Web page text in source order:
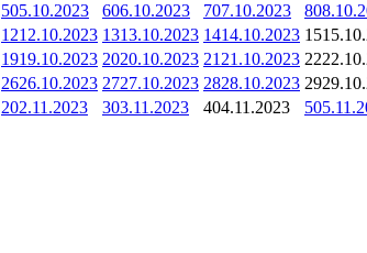
505.10.2023 606.10.2023 707.10.2023 8
1212.10.2023 1313.10.2023 1414.10.2023 15
1919.10.2023 2020.10.2023 21 21.10.2023 22
2626.10.2023 2727.10.2023 2828.10.2023 29
202.11.2023 303.11.2023 404.11.2023 5